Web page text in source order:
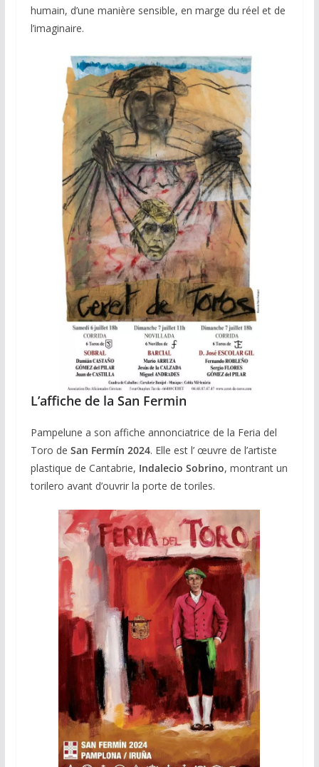
humain, d’une manière sensible, en marge du réel et de
l’imaginaire.
L’affiche de la San Fermin
Pampelune a son affiche annonciatrice de la Feria del
Toro de San Fermín 2024. Elle est l’ œuvre de l’artiste
plastique de Cantabrie, Indalecio Sobrino, montrant un
torilero avant d’ouvrir la porte de toriles.